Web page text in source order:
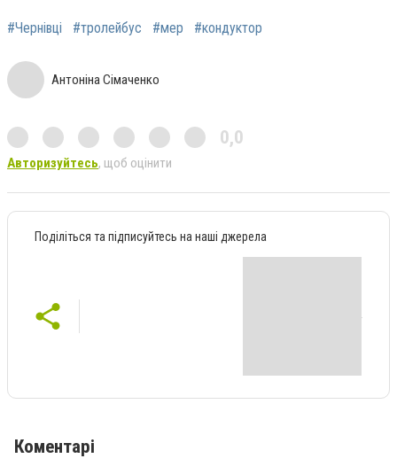
#Чернівці #тролейбус #мер #кондуктор
Антоніна Сімаченко
0,0
Авторизуйтесь, щоб оцінити
Поділіться та підписуйтесь на наші джерела
Коментарі